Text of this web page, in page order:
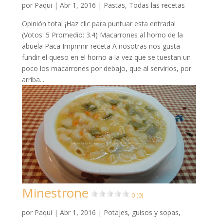
por Paqui | Abr 1, 2016 | Pastas, Todas las recetas
Opinión total ¡Haz clic para puntuar esta entrada!
(Votos: 5 Promedio: 3.4) Macarrones al horno de la
abuela Paca Imprimir receta A nosotras nos gusta
fundir el queso en el horno a la vez que se tuestan un
poco los macarrones por debajo, que al servirlos, por
arriba...
Minestrone 0 (0)
por Paqui | Abr 1, 2016 | Potajes, guisos y sopas,